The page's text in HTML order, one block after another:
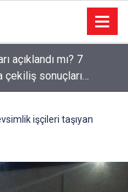
açıklandı mı? 7
çekiliş sonuçları
işçileri taşıyan